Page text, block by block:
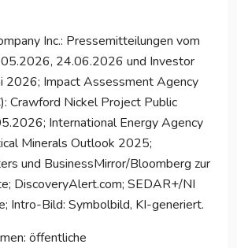
Inc.: Pressemitteilungen vom
24.06.2026 und Investor
2026; Impact Assessment Agency
Crawford Nickel Project Public
International Energy Agency
Minerals Outlook 2025;
und BusinessMirror/Bloomberg zur
DiscoveryAlert.com; SEDAR+/NI
Intro-Bild: Symbolbild, KI-generiert.
öffentliche